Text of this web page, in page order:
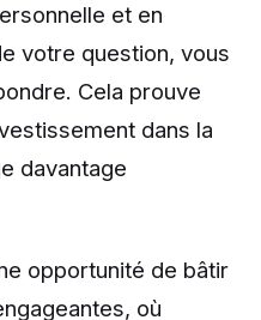
et en
votre question, vous
Cela prouve
dans la
davantage
opportunité de bâtir
où